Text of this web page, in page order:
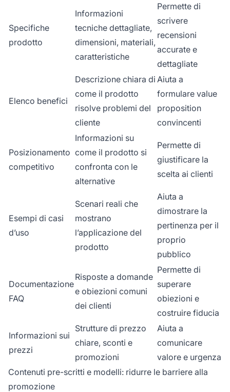
Specifiche
prodotto
Informazioni
tecniche dettagliate,
dimensioni, materiali,
caratteristiche
Permette di
scrivere
recensioni
accurate e
dettagliate
Elenco benefici
Descrizione chiara di
come il prodotto
risolve problemi del
cliente
Aiuta a
formulare value
proposition
convincenti
Posizionamento
competitivo
Informazioni su
come il prodotto si
confronta con le
alternative
Permette di
giustificare la
scelta ai clienti
Esempi di casi
d’uso
Scenari reali che
mostrano
l’applicazione del
prodotto
Aiuta a
dimostrare la
pertinenza per il
proprio
pubblico
Documentazione
FAQ
Risposte a domande
e obiezioni comuni
dei clienti
Permette di
superare
obiezioni e
costruire fiducia
Informazioni sui
prezzi
Strutture di prezzo
chiare, sconti e
promozioni
Aiuta a
comunicare
valore e urgenza
Contenuti pre-scritti e modelli: ridurre le barriere alla
promozione